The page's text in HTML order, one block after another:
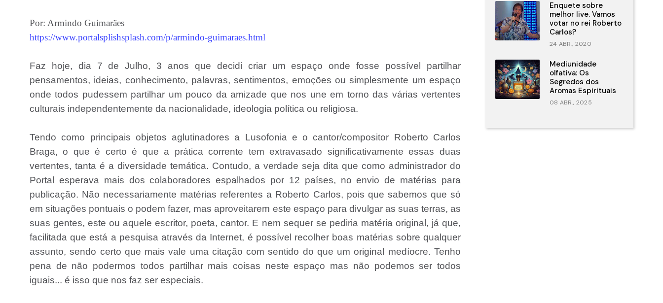
Por: Armindo Guimarães
https://www.portalsplishsplash.com/p/armindo-guimaraes.html
Faz hoje, dia 7 de Julho, 3 anos que decidi criar um espaço onde fosse possível partilhar
pensamentos, ideias, conhecimento, palavras, sentimentos, emoções ou simplesmente um espaço
onde todos pudessem partilhar um pouco da amizade que nos une em torno das várias vertentes
culturais independentemente da nacionalidade, ideologia política ou religiosa.
Tendo como principais objetos aglutinadores a Lusofonia e o cantor/compositor Roberto Carlos
Braga, o que é certo é que a prática corrente tem extravasado significativamente essas duas
vertentes, tanta é a diversidade temática. Contudo, a verdade seja dita que como administrador do
Portal esperava mais dos colaboradores espalhados por 12 países, no envio de matérias para
publicação. Não necessariamente matérias referentes a Roberto Carlos, pois que sabemos que só
em situações pontuais o podem fazer, mas aproveitarem este espaço para divulgar as suas terras, as
suas gentes, este ou aquele escritor, poeta, cantor. E nem sequer se pediria matéria original, já que,
facilitada que está a pesquisa através da Internet, é possível recolher boas matérias sobre qualquer
assunto, sendo certo que mais vale uma citação com sentido do que um original medíocre. Tenho
pena de não podermos todos partilhar mais coisas neste espaço mas não podemos ser todos
iguais... é isso que nos faz ser especiais.
Enquete sobre
melhor live. Vamos
votar no rei Roberto
Carlos?
24 ABR., 2020
Mediunidade
olfativa: Os
Segredos dos
Aromas Espirituais
08 ABR., 2025